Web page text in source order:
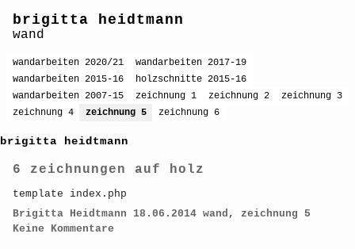
brigitta heidtmann
wand
wandarbeiten 2020/21
wandarbeiten 2017-19
wandarbeiten 2015-16
holzschnitte 2015-16
wandarbeiten 2007-15
zeichnung 1 zeichnung 2
zeichnung 3
zeichnung 4
zeichnung 5 zeichnung 6
brigitta heidtmann
6 zeichnungen auf holz
template index.php
Brigitta Heidtmann
18.06.2014 wand , zeichnung 5
Keine Kommentare